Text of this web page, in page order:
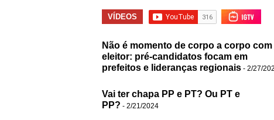
VÍDEOS
Não é momento de corpo a corpo com
eleitor: pré-candidatos focam em
prefeitos e lideranças regionais - 2/27/
Vai ter chapa PP e PT? Ou PT e
PP? - 2/21/2024